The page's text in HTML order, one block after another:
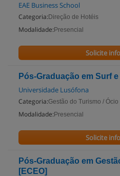
EAE Business School
Categoria: Direção de Hotéis
Modalidade: Presencial
Solicite
Pós-Graduação em Surf
Universidade Lusófona
Categoria:Gestão do Turismo / Ócio
Modalidade: Presencial
Solicite
Pós-Graduação em
[ECEO]